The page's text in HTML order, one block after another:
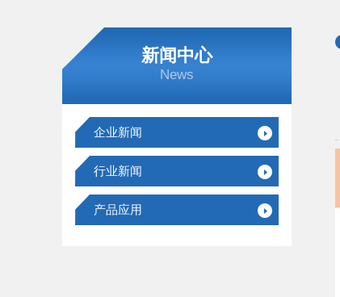
新闻中心
News
企业新闻
行业新闻
产品应用